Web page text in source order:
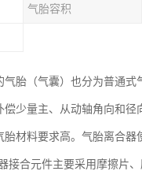
气胎容积
胎（气囊）也分为普通式
少量主、从动轴角向和径
材料要求高。气胎离合器
合元件主要采用摩擦片、